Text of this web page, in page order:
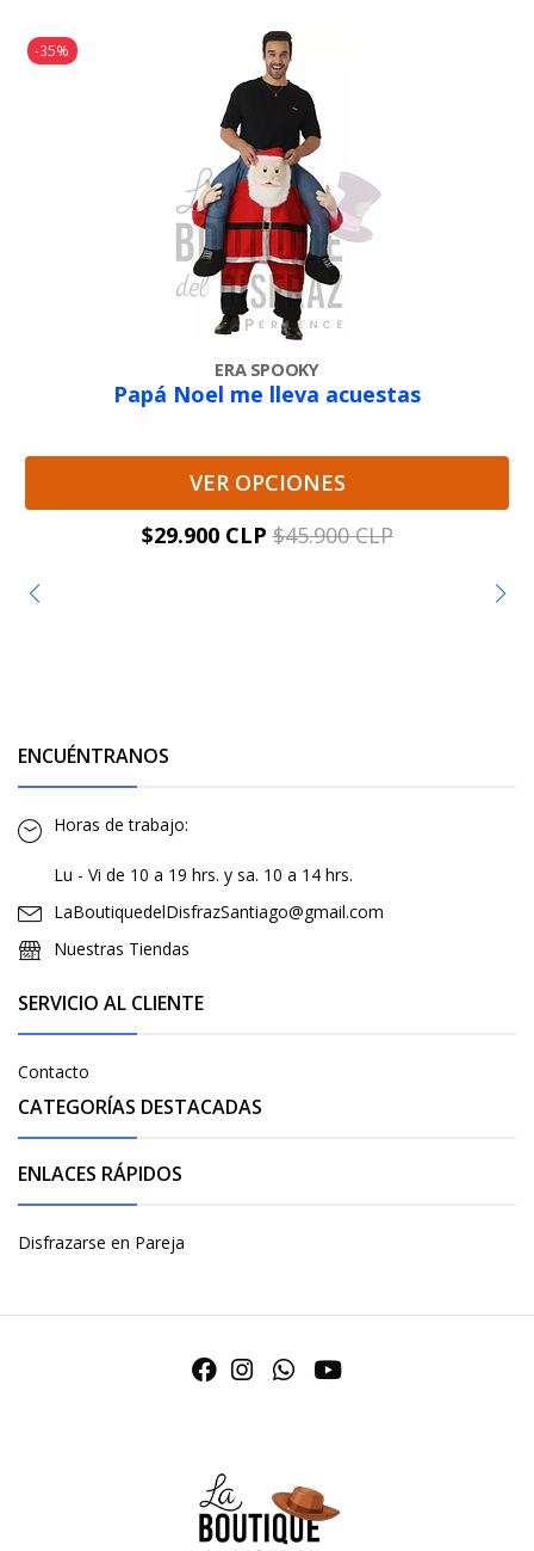
-35%
ERA SPOOKY
Papá Noel me lleva acuestas
VER OPCIONES
$29.900 CLP $45.900 CLP
ENCUÉNTRANOS
Horas de trabajo:
Lu - Vi de 10 a 19 hrs. y sa. 10 a 14 hrs.
LaBoutiquedelDisfrazSantiago@gmail.com
Nuestras Tiendas
SERVICIO AL CLIENTE
Contacto
CATEGORÍAS DESTACADAS
ENLACES RÁPIDOS
Disfrazarse en Pareja